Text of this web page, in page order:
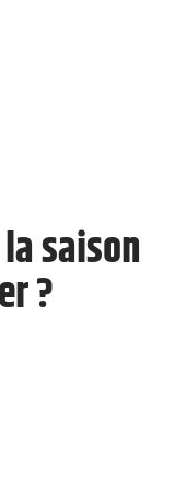
saison
?